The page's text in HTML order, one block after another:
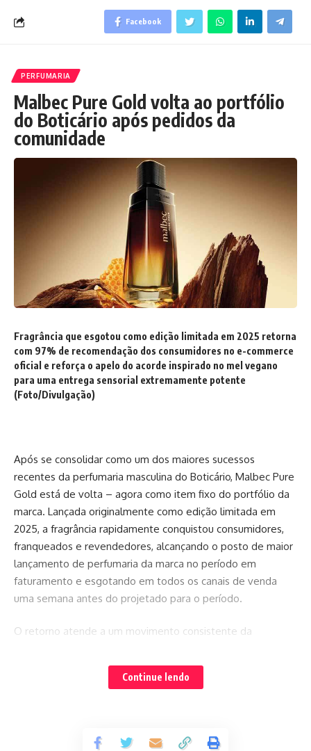
Facebook
PERFUMARIA
Malbec Pure Gold volta ao portfólio
do Boticário após pedidos da
comunidade
Fragrância que esgotou como edição limitada em 2025 retorna
com 97% de recomendação dos consumidores no e-commerce
oficial e reforça o apelo do acorde inspirado no mel vegano
para uma entrega sensorial extremamente potente
(Foto/Divulgação)
Após se consolidar como um dos maiores sucessos
recentes da perfumaria masculina do Boticário, Malbec Pure
Gold está de volta – agora como item fixo do portfólio da
marca. Lançada originalmente como edição limitada em
2025, a fragrância rapidamente conquistou consumidores,
franqueados e revendedores, alcançando o posto de maior
lançamento de perfumaria da marca no período em
faturamento e esgotando em todos os canais de venda
uma semana antes do projetado para o período.
O retorno atende a um movimento consistente da
por meio de redes sociais, lojas físicas e canais diretos da
marca. A decisão reforça uma estratégia cada vez mais
reais de portfólio.
Continue lendo